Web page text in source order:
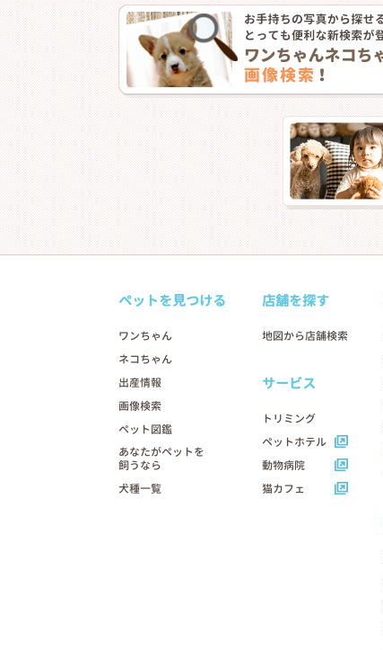
ペットを見つける
ワンちゃん
ネコちゃん
出産情報
画像検索
ペット図鑑
あなたがペットを
飼うなら
犬種一覧
店舗を探す
地図から店舗検索
サービス
トリミング
ペットホテル
動物病院
猫カフェ